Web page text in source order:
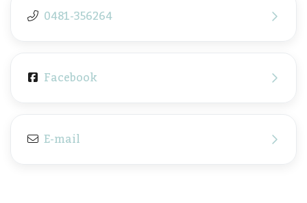
0481-356264
Facebook
E-mail